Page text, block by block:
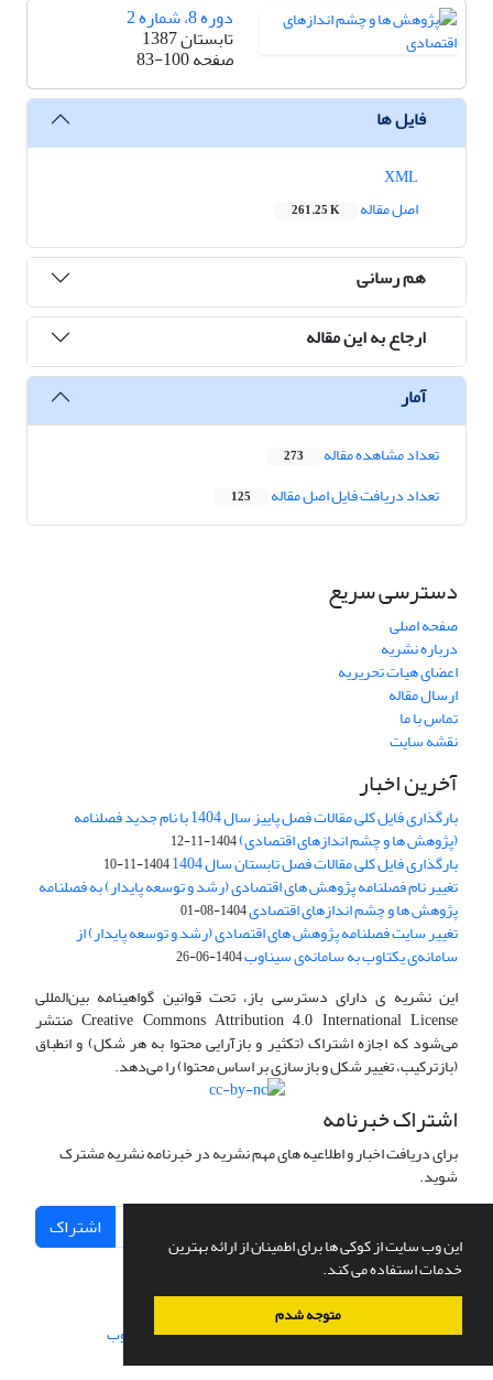
این وب سایت از کوکی ها برای اطمینان از ارائه بهترین
خدمات استفاده می کند.
متوجه شدم
دوره 8، شماره 2
تابستان 1387
صفحه83-100
فایل ها
اصل مقاله
261.25 K
هم رسانی
ارجاع به این مقاله
آمار
تعداد مشاهده مقاله 273
تعداد دریافت فایل اصل مقاله 125
دسترسی سریع
صفحه اصلی
درباره نشریه
اعضای هیات تحریریه
ارسال مقاله
تماس با ما
نقشه سایت
آخرین اخبار
بارگذاری فایل کلی مقالات فصل پاییز سال 1404 با نام جدید فصلنامه
(پژوهش ها و چشم اندازهای اقتصادی)1404-11-12
بارگذاری فایل کلی مقالات فصل تابستان سال 1404 1404-11-10
تغییر نام فصلنامه پژوهش های اقتصادی (رشد و توسعه پایدار) به فصلنامه
پژوهش ها و چشم اندازهای اقتصادی1404-08-01
تغییر سایت فصلنامه پژوهش های اقتصادی (رشد و توسعه پایدار) از
سامانه‌ی یکتاوب به سامانه‌ی سیناوب1404-06-26
این نشریه ی دارای دسترسی باز، تحت قوانین گواهینامه بین‌المللی
Creative Commons Attribution 4.0 International License منتشر
می‌شود که اجازه اشتراک (تکثیر و بازآرایی محتوا به هر شکل) و انطباق
(بازترکیب، تغییر شکل و بازسازی بر اساس محتوا) را می‌دهد.
اشتراک خبرنامه
برای دریافت اخبار و اطلاعیه های مهم نشریه در خبرنامه نشریه مشترک
شوید.
اشتراک
سامانه مدیریت نشریات علمی.طراحی و پیاده سازی از سیناوب